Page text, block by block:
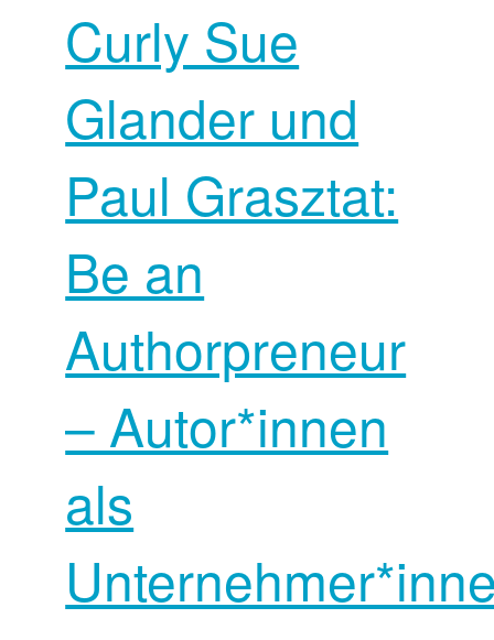
Curly Sue
Glander und
Paul Grasztat:
Be an
Authorpreneur
– Autor*innen
als